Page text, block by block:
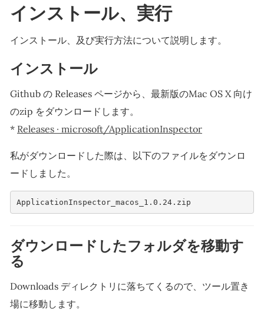
インストール、実行
インストール、及び実行方法について説明します。
インストール
Github の Releases ページから、最新版のMac OS X 向け
のzip をダウンロードします。
* Releases · microsoft/ApplicationInspector
私がダウンロードした際は、以下のファイルをダウンロ
ードしました。
ApplicationInspector_macos_1.0.24.zip
ダウンロードしたフォルダを移動す
る
Downloads ディレクトリに落ちてくるので、ツール置き
場に移動します。